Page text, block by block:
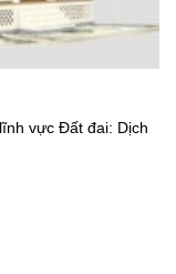
vực Đất đai: Dịch